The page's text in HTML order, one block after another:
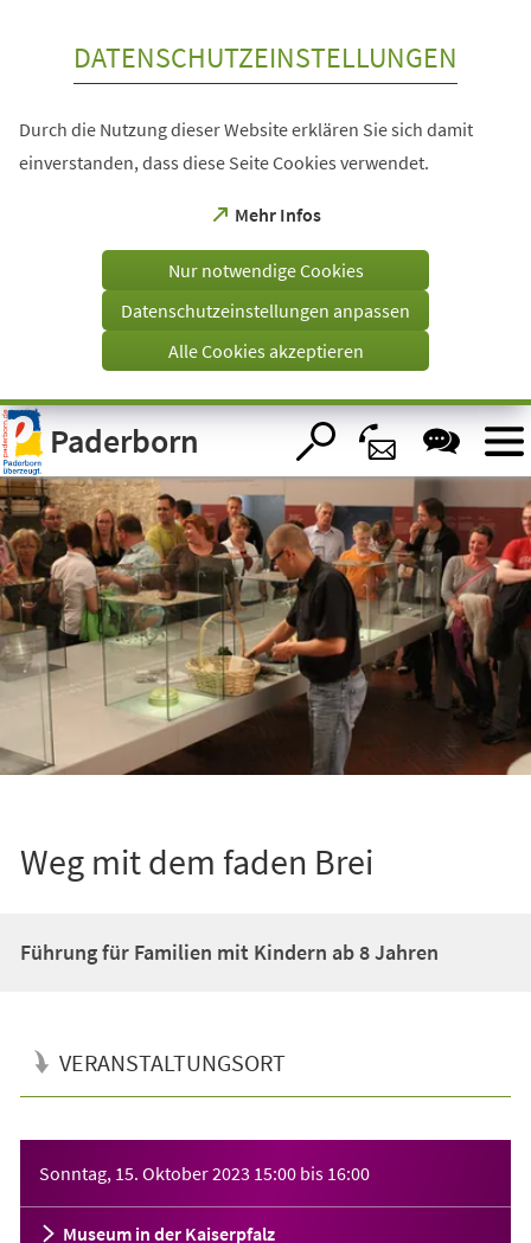
Visuelle
Assistenzsoftware
öffnen.
DATENSCHUTZEINSTELLUNGEN
Durch die Nutzung dieser Website erklären Sie sich damit
einverstanden, dass diese Seite Cookies verwendet.
Mehr Infos
(Öffnet
einem
Tab)
Nur notwendige Cookies
Datenschutzeinstellungen anpassen
Alle Cookies akzeptieren
Paderborn
Weg mit dem faden Brei
Führung für Familien mit Kindern ab 8 Jahren
VERANSTALTUNGSORT
Sonntag, 15. Oktober 2023 15:00 bis 16:00
Museum in der Kaiserpfalz